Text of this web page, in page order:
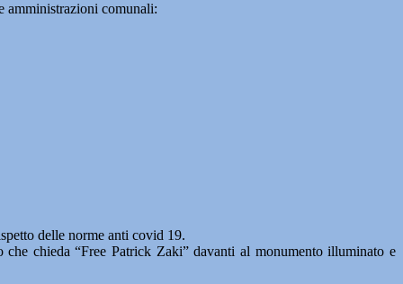
amministrazioni comunali:
delle norme anti covid 19.
chieda “Free Patrick Zaki” davanti al monumento illuminato e